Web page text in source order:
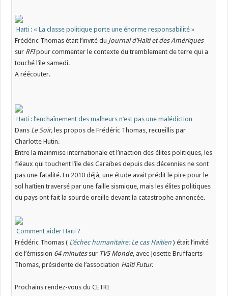
Haïti : « La classe politique porte une énorme responsabilité »
Frédéric Thomas était l’invité du Journal d’Haïti et des Amériques
sur RFIpour commenter le contexte du tremblement de terre qui a
touché l’île samedi.
A réécouter.
Haïti : l’enchaînement des malheurs n’est pas une malédiction
Dans Le Soir, les propos de Frédéric Thomas, recueillis par
Charlotte Hutin.
Entre la mainmise internationale et l’inaction des élites politiques, les
fléaux qui touchent l’île des Caraïbes depuis des décennies ne sont
pas une fatalité. En 2010 déjà, une étude avait prédit le pire pour le
sol haïtien traversé par une faille sismique, mais les élites politiques
du pays ont fait la sourde oreille devant la catastrophe annoncée.
Comment aider Haïti ?
Frédéric Thomas ( L’échec humanitaire: Le cas Haïtien ) était l’invité
de l’émission 64 minutessur TV5 Monde, avec Josette Bruffaerts-
Thomas, présidente de l’association Haïti Futur.
Prochains rendez-vous du CETRI